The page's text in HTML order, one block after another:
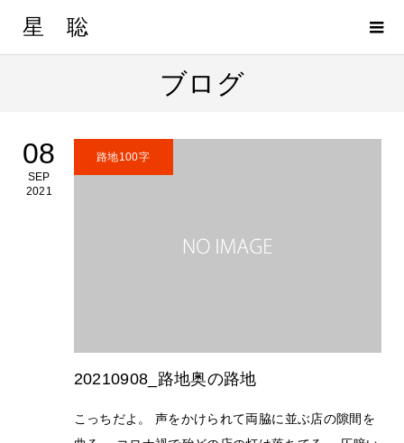
星 聡
ブログ
08
SEP
2021
路地100字
20210908_路地奥の路地
こっちだよ。 声をかけられて両脇に並ぶ店の隙間を